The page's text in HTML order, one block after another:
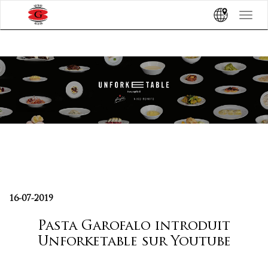
Toggle
16-07-2019
Pasta Garofalo introduit
Unforketable sur Youtube